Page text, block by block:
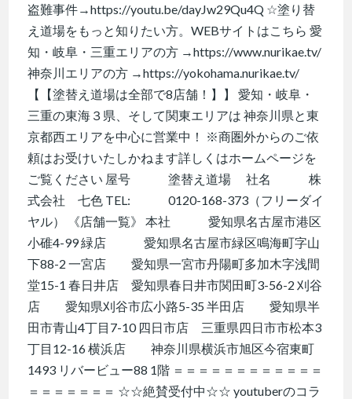
盗難事件→https://youtu.be/dayJw29Qu4Q ☆塗り替
え道場をもっと知りたい方。WEBサイトはこちら 愛
知・岐阜・三重エリアの方 →https://www.nurikae.tv/
神奈川エリアの方 →https://yokohama.nurikae.tv/
【【塗替え道場は全部で8店舗！】】 愛知・岐阜・
三重の東海３県、そして関東エリアは 神奈川県と東
京都西エリアを中心に営業中！ ※商圏外からのご依
頼はお受けいたしかねます詳しくはホームページを
ご覧ください 屋号 塗替え道場 社名 株
式会社 七色 TEL: 0120-168-373（フリーダイ
ヤル） 《店舗一覧》 本社 愛知県名古屋市港区
小碓4-99 緑店 愛知県名古屋市緑区鳴海町字山
下88-2 一宮店 愛知県一宮市丹陽町多加木字浅間
堂15-1 春日井店 愛知県春日井市関田町3-56-2 刈谷
店 愛知県刈谷市広小路5-35 半田店 愛知県半
田市青山4丁目7-10 四日市店 三重県四日市市松本3
丁目12-16 横浜店 神奈川県横浜市旭区今宿東町
1493 リバービュー88 1階 ＝＝＝＝＝＝＝＝＝＝＝＝
＝＝＝＝＝＝＝ ☆☆絶賛受付中☆☆ youtuberのコラ